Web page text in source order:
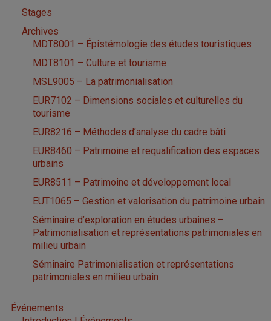
Stages
Archives
MDT8001 – Épistémologie des études touristiques
MDT8101 – Culture et tourisme
MSL9005 – La patrimonialisation
EUR7102 – Dimensions sociales et culturelles du
tourisme
EUR8216 – Méthodes d’analyse du cadre bâti
EUR8460 – Patrimoine et requalification des espaces
urbains
EUR8511 – Patrimoine et développement local
EUT1065 – Gestion et valorisation du patrimoine urbain
Séminaire d’exploration en études urbaines –
Patrimonialisation et représentations patrimoniales en
milieu urbain
Séminaire Patrimonialisation et représentations
patrimoniales en milieu urbain
Événements